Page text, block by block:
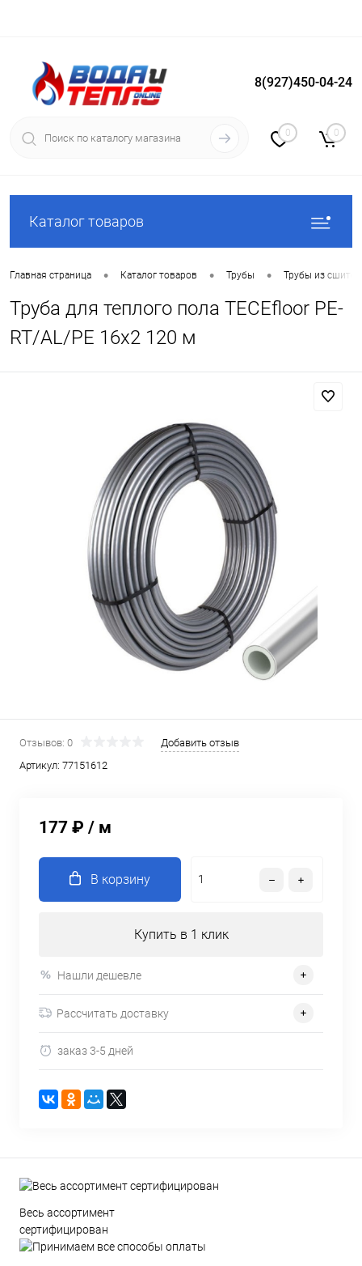
Вход Регистрация
8(927)450-04-24
0 0
Каталог товаров
Главная страница • Каталог товаров • Трубы • Трубы из
Труба для теплого пола TECEfloor РЕ-
RT/AL/PE 16x2 120 м
Отзывов: 0
Добавить отзыв
Артикул: 77151612
177 ₽ / м
В корзину
Купить в 1 клик
Нашли дешевле
Рассчитать доставку
заказ 3-5 дней
Весь ассортимент
сертифицирован